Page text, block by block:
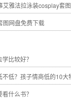
艾雅法拉泳装cosplay套
图网盘免费下载
比较好？
低？孩子情商低的10大
什么书？